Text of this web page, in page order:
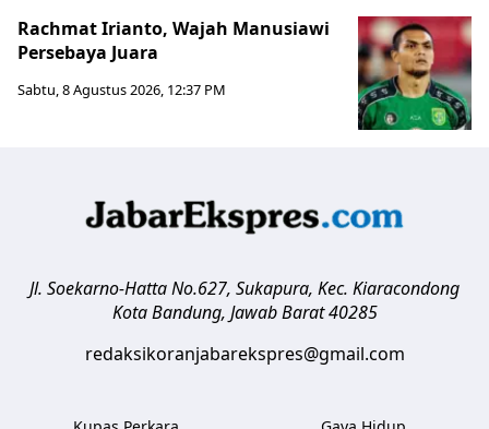
Rachmat Irianto, Wajah Manusiawi
Persebaya Juara
Sabtu, 8 Agustus 2026, 12:37 PM
Jl. Soekarno-Hatta No.627, Sukapura, Kec. Kiaracondong
Kota Bandung, Jawab Barat 40285
redaksikoranjabarekspres@gmail.com